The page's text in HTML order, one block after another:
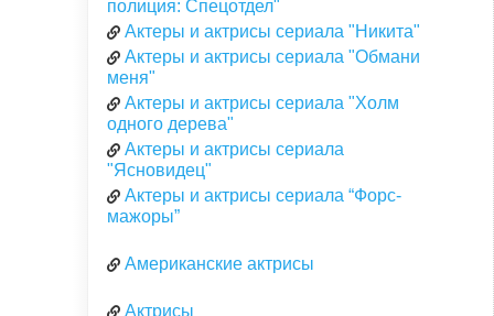
полиция: Спецотдел"
Актеры и актрисы сериала "Никита"
Актеры и актрисы сериала "Обмани
меня"
Актеры и актрисы сериала "Холм
одного дерева"
Актеры и актрисы сериала
"Ясновидец"
Актеры и актрисы сериала “Форс-
мажоры”
Американские актрисы
Актрисы